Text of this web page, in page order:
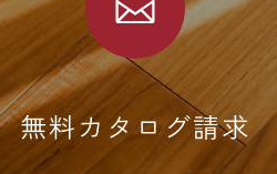
無料カタログ請求